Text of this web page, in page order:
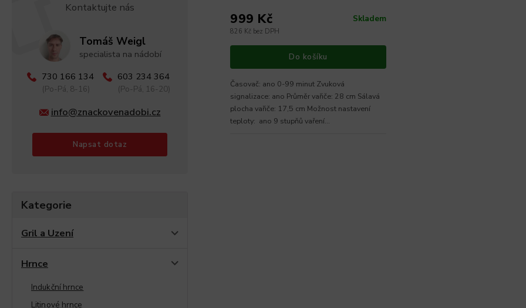
Kontaktujte nás
Tomáš Weigl
specialista na nádobí
730 166 134
(Po-Pá, 8-16)
603 234 364
(Po-Pá, 16-20)
info@znackovenadobi.cz
Napsat dotaz
Kategorie
Gril a Uzení
Hrnce
Indukční hrnce
Litinové hrnce
Skladem
826 Kč bez DPH
999 Kč
Do košíku
Časovač: ano 0-99 minut Zvuková
signalizace: ano Průměr vařiče: 28 cm Sálavá
plocha vařiče: 17,5 cm Možnost nastavení
teploty: ano 9 stupňů vaření...